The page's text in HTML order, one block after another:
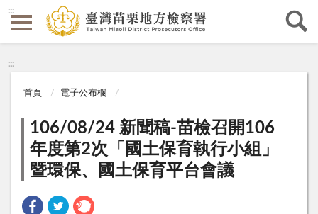
:::
:::
首頁 電子公布欄
106/08/24 新聞稿-苗檢召開106
年度第2次「國土保育執行小組」
暨環保、國土保育平台會議